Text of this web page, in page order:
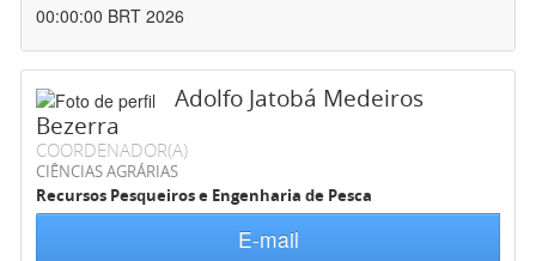
00:00:00 BRT 2026
Adolfo Jatobá Medeiros
Bezerra
COORDENADOR(A)
CIÊNCIAS AGRÁRIAS
Recursos Pesqueiros e Engenharia de Pesca
E-mail